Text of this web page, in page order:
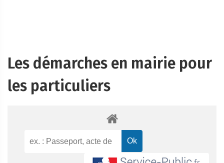
Les démarches en mairie pour
les particuliers